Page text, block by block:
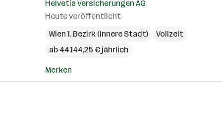
Helvetia Versicherungen AG
Heute veröffentlicht
Wien 1. Bezirk (Innere Stadt)
Vollzeit
ab 44.144,25 € jährlich
Merken